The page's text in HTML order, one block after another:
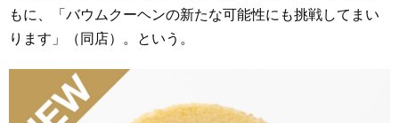
もに、「バウムクーヘンの新たな可能性にも挑戦してまい
ります」（同店）。という。